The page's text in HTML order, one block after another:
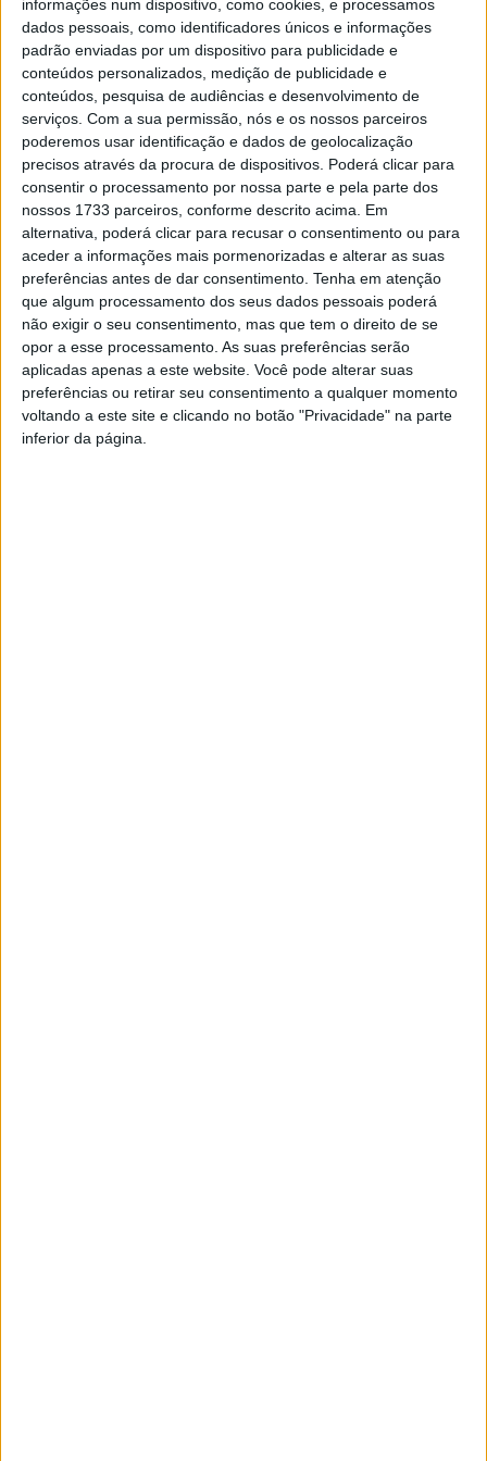
informações num dispositivo, como cookies, e processamos
dados pessoais, como identificadores únicos e informações
padrão enviadas por um dispositivo para publicidade e
conteúdos personalizados, medição de publicidade e
conteúdos, pesquisa de audiências e desenvolvimento de
serviços. Com a sua permissão, nós e os nossos parceiros
poderemos usar identificação e dados de geolocalização
precisos através da procura de dispositivos. Poderá clicar para
consentir o processamento por nossa parte e pela parte dos
nossos 1733 parceiros, conforme descrito acima. Em
alternativa, poderá clicar para recusar o consentimento ou para
aceder a informações mais pormenorizadas e alterar as suas
preferências antes de dar consentimento. Tenha em atenção
que algum processamento dos seus dados pessoais poderá
não exigir o seu consentimento, mas que tem o direito de se
opor a esse processamento. As suas preferências serão
aplicadas apenas a este website. Você pode alterar suas
preferências ou retirar seu consentimento a qualquer momento
voltando a este site e clicando no botão "Privacidade" na parte
inferior da página.
Futsal: Viseu 2001/Palácio do Gelo procura
primeira vitória na Liga
Estação Diária - 5 de Novembro, 2021